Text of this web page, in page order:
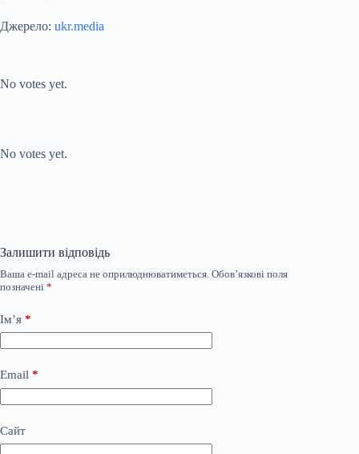
Джерело: ukr.media
No votes yet.
No votes yet.
Залишити відповідь
Ваша e-mail адреса не оприлюднюватиметься. Обов’язкові поля
позначені *
Ім’я *
Email *
Сайт